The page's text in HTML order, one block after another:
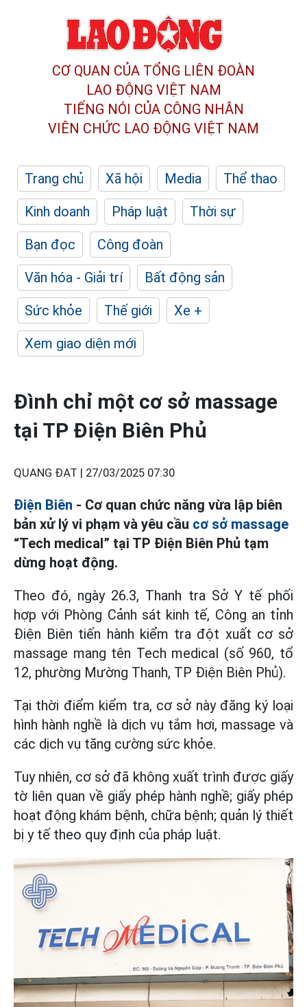
CƠ QUAN CỦA TỔNG LIÊN ĐOÀN
LAO ĐỘNG VIỆT NAM
TIẾNG NÓI CỦA CÔNG NHÂN
VIÊN CHỨC LAO ĐỘNG VIỆT NAM
Trang chủ Xã hội Media
Thể thao
Kinh doanh
Pháp luật
Thời sự
Bạn đọc
Công đoàn
Văn hóa - Giải trí
Bất động sản
Sức khỏe
Thế giới
Xe +
Xem giao diện mới
Đình chỉ một cơ sở massage
tại TP Điện Biên Phủ
QUANG ĐẠT | 27/03/2025 07:30
Điện Biên - Cơ quan chức năng vừa lập biên
bản xử lý vi phạm và yêu cầu cơ sở massage
“Tech medical” tại TP Điện Biên Phủ tạm
dừng hoạt động.
Theo đó, ngày 26.3, Thanh tra Sở Y tế phối
hợp với Phòng Cảnh sát kinh tế, Công an tỉnh
Điện Biên tiến hành kiểm tra đột xuất cơ sở
massage mang tên Tech medical (số 960, tổ
12, phường Mường Thanh, TP Điện Biên Phủ).
Tại thời điểm kiểm tra, cơ sở này đăng ký loại
hình hành nghề là dịch vụ tắm hơi, massage và
các dịch vụ tăng cường sức khỏe.
Tuy nhiên, cơ sở đã không xuất trình được giấy
tờ liên quan về giấy phép hành nghề; giấy phép
hoạt động khám bệnh, chữa bệnh; quản lý thiết
bị y tế theo quy định của pháp luật.